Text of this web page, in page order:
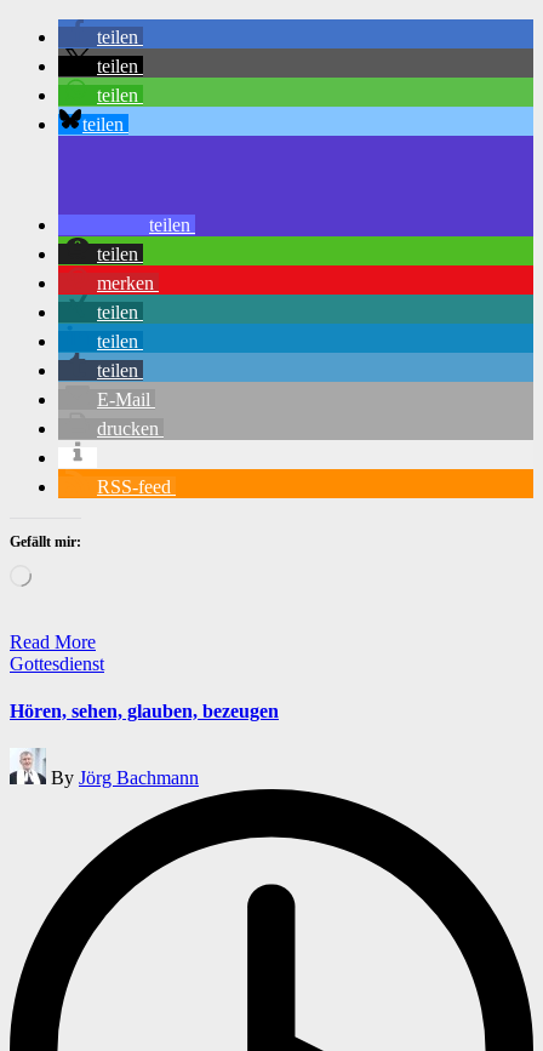
teilen
teilen
teilen
teilen
teilen
teilen
merken
teilen
teilen
teilen
E-Mail
drucken
RSS-feed
Gefällt mir:
Wird
Read More
Posted
Gottesdienst
Hören, sehen, glauben, bezeugen
Posted
by
By Jörg Bachmann